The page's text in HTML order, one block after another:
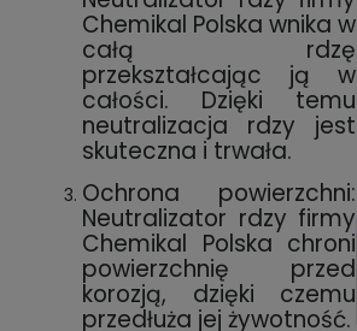
Chemikal Polska wnika w
całą rdzę
przekształcając ją w
całości. Dzięki temu
neutralizacja rdzy jest
skuteczna i trwała.
Ochrona powierzchni:
Neutralizator rdzy firmy
Chemikal Polska chroni
powierzchnię przed
korozją, dzięki czemu
przedłuża jej żywotność.